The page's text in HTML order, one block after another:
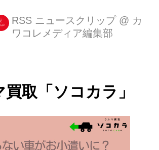
には、絵本の中にいるような気分
なれる「ハティフナット」やパフェ
るような、シンプルでおしゃれな
♩ お気に入りの場所を見つけてみて
RSS ニュースクリップ @ カ
ワコレメディア編集部
取「ソコカラ」